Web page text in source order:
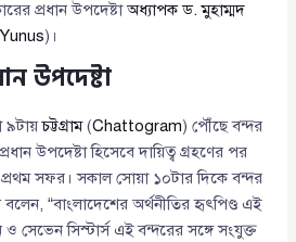
প্রধান উপদেষ্টাঅধ্যাপক ড. মুহাম্মদ
)।
উপদেষ্টা
৯টায়চট্টগ্রাম(Chattogram) পৌঁছে বন্দর
উপদেষ্টা হিসেবে দায়িত্ব গ্রহণের পর
প্রথম সফর। সকাল সোয়া ১০টার দিকে বন্দর
“বাংলাদেশের অর্থনীতির হৃৎপিণ্ড এই
ও সেভেন সিস্টার্স এই বন্দরের সঙ্গে সংযুক্ত